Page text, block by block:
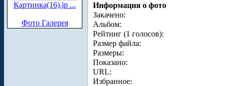
Картинка(16).jp ...
Фото Галерея
Информация о фото
Закачено:
Альбом:
Рейтинг (1 голосов):
Размер файла:
Размеры:
Показано:
URL:
Избранное: